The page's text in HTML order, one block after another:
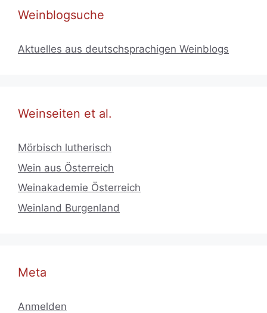
Weinblogsuche
Aktuelles aus deutschsprachigen Weinblogs
Weinseiten et al.
Mörbisch lutherisch
Wein aus Österreich
Weinakademie Österreich
Weinland Burgenland
Meta
Anmelden